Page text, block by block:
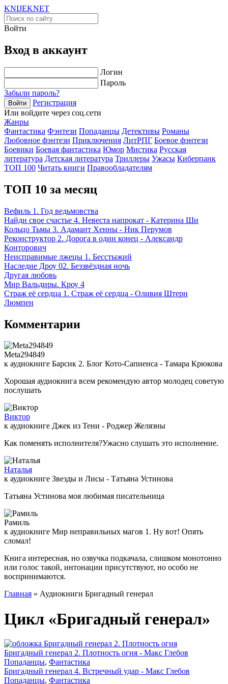
KNIJEKNET
Войти
Вход в аккаунт
Логин
Пароль
Забыли пароль?
Войти
Регистрация
Или войдите через соц.сети
Жанры
Фантастика Фэнтези Попаданцы Детективы Романы
Любовное фэнтези Приключения ЛитРПГ Боевое фэнтези
Боевики Боевая фантастика Юмор Мистика Русская
литература Детская литература Триллеры Ужасы Киберпанк
ТОП 100 Читать книги Правообладателям
ТОП 10 за месяц
Вефиль 1. Год ведьмовства
Найди свое счастье 4. Невеста напрокат - Катерина Ши
Кольцо Тьмы 3. Адамант Хенны - Ник Перумов
Реконструктор 2. Дорога в один конец - Александр
Конторович
Неисправимые лжецы 1. Бесстыжий
Наследие Дроу 02. Беззвёздная ночь
Другая любовь
Мир Вальдиры. Кроу 4
Страж её сердца 1. Страж её сердца - Оливия Штерн
Люмпен
Комментарии
Meta294849
к аудиокниге Барсик 2. Блог Кото-Сапиенса - Тамара Крюкова
Хорошая аудиокнига всем рекомендую автор молодец советую
послушать
Виктор
к аудиокниге Джек из Тени - Роджер Желязны
Как поменять исполнителя?Ужасно слушать это исполнение.
Наталья
к аудиокниге Звезды и Лисы - Татьяна Устинова
Татьяна Устинова моя любимая писательница
Рамиль
к аудиокниге Мир неправильных магов 1. Ну вот! Опять
сломал!
Книга интересная, но озвучка подкачала, слишком монотонно
или голос такой, интонации присутствуют, но особо не
воспринимаются.
Главная » Аудиокниги Бригадный генерал
Цикл «Бригадный генерал»
Бригадный генерал 2. Плотность огня - Макс Глебов
Попаданцы, Фантастика
Бригадный генерал 4. Встречный удар - Макс Глебов
Попаданцы, Фантастика